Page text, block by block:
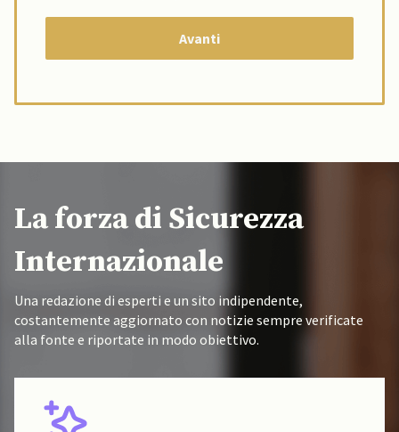
La forza di Sicurezza
Internazionale
Una redazione di esperti e un sito indipendente,
costantemente aggiornato con notizie sempre verificate
alla fonte e riportate in modo obiettivo.